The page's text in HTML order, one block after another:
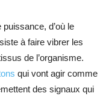
puissance, d’où le
à faire vibrer les
de l’organisme.
qui vont agir comme
des signaux qui